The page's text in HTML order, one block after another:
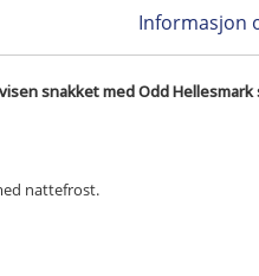
Informasjon
snakket med Odd Hellesmark
nattefrost.